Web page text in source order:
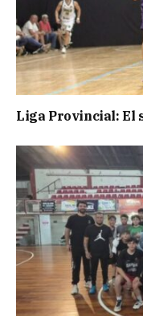
Liga Provincial: El